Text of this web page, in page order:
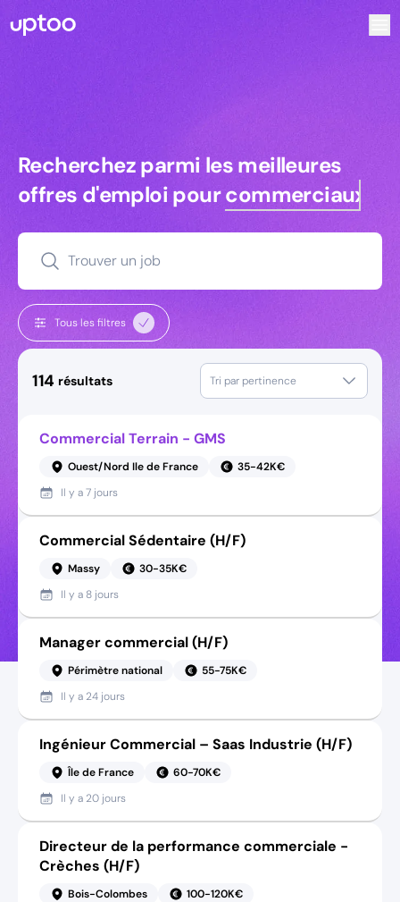
Recherchez parmi les meilleures
Recherchez parmi les meilleures
offres d'emploi pourcommerciaux
Trouver un job
Tous les filtres
114 résultats Tri par pertinence
Commercial Terrain - GMS
Ouest/Nord Ile de France
35-42K€
Il y a7 jours
Commercial Sédentaire (H/F)
Massy
30-35K€
Il y a 8 jours
Manager commercial (H/F)
Périmètre national
55-75K€
Il y a 24 jours
Ingénieur Commercial – Saas Industrie (H/F)
Île de France
60-70K€
Il y a 20 jours
Directeur de la performance commerciale -
Crèches (H/F)
Bois-Colombes
100-120K€